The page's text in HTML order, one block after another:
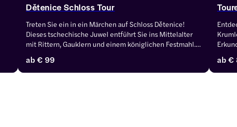
Dětenice Schloss Tour
Treten Sie ein in ein Märchen auf Schloss Dětenice!
Dieses tschechische Juwel entführt Sie ins Mittelalter
mit Rittern, Gauklern und einem königlichen Festmahl.
eine lebhafte Taverne mit frei fließendem Met.
ab€ 99 ab€